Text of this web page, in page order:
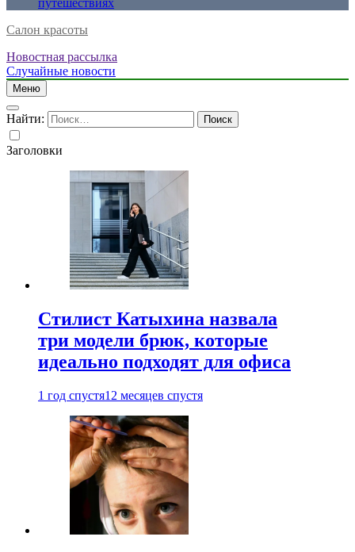
путешествиях
Салон красоты
Новостная рассылка
Случайные новости
Меню
Найти:
Заголовки
Стилист Катыхина назвала
три модели брюк, которые
идеально подходят для офиса
1 год спустя12 месяцев спустя